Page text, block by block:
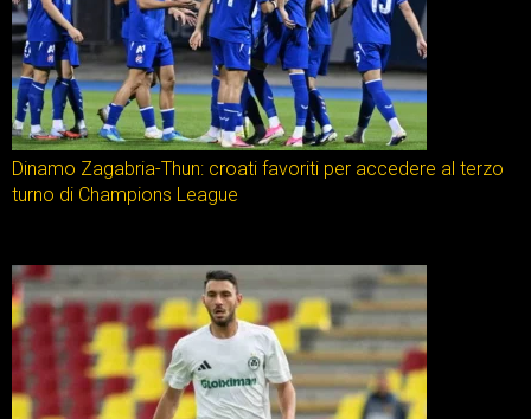
Dinamo Zagabria-Thun: croati favoriti per accedere al terzo
turno di Champions League